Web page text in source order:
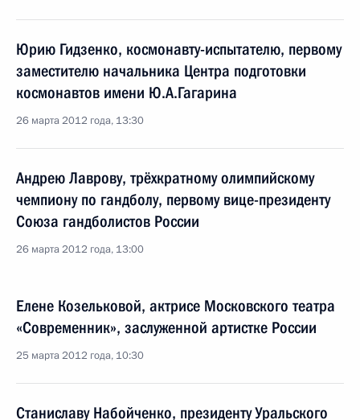
Юрию Гидзенко, космонавту-испытателю, первому
заместителю начальника Центра подготовки
космонавтов имени Ю.А.Гагарина
26 марта 2012 года, 13:30
Андрею Лаврову, трёхкратному олимпийскому
чемпиону по гандболу, первому вице-президенту
Союза гандболистов России
26 марта 2012 года, 13:00
Елене Козельковой, актрисе Московского театра
«Современник», заслуженной артистке России
25 марта 2012 года, 10:30
Станиславу Набойченко, президенту Уральского